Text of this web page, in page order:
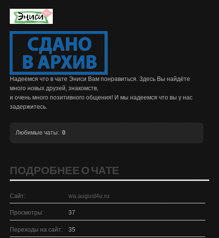
Надеемся что в чате Эниси Вам понравиться. Здесь Вы найдёте
много новых друзей, знакомств,
и очень много позитивного общения! И мы надеемся что вы у нас
задержитесь.
Любимые чаты: 0
ПОДРОБНЕЕ О ЧАТЕ
Сайт: wa.august4u.ru
Просмотры: 37
Переходы на сайт: 35